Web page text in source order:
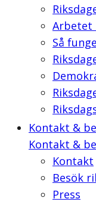
Arbetet
Så
Kontakt &
Kontakt &
Kontakt
Besök
Press